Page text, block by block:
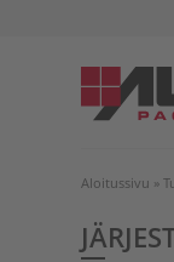
Aloitussivu »